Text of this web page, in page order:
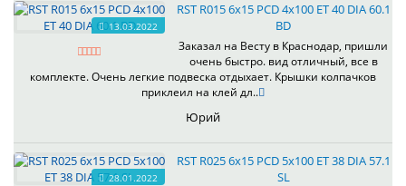
13.03.2022
RST R015 6x15 PCD 4x100 ET 40 DIA 60.1
BD
Заказал на Весту в Краснодар, пришли
очень быстро. вид отличный, все в
комплекте. Очень легкие подвеска отдыхает. Крышки колпачков
приклеил на клей дл..
Юрий
28.01.2022
RST R025 6x15 PCD 5x100 ET 38 DIA 57.1
SL